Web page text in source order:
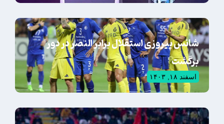
شانس پیروزی استقلال برابر النصر در دور
برگشت
اسفند ۱۸, ۱۴۰۳